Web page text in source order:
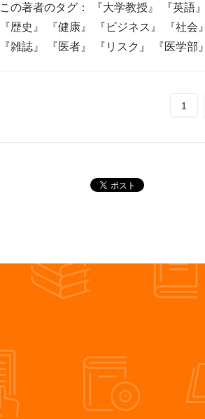
この著者のタグ：
『大学教授』 『英語』
『歴史』
『健康』 『ビジネス』 『社会
『雑誌』
『医者』 『リスク』 『医学部
1